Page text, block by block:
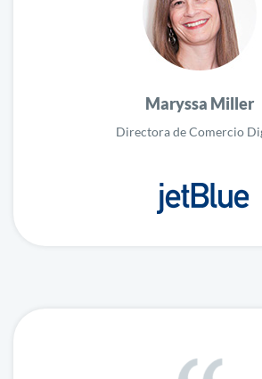
Maryssa Miller
Directora de Comercio